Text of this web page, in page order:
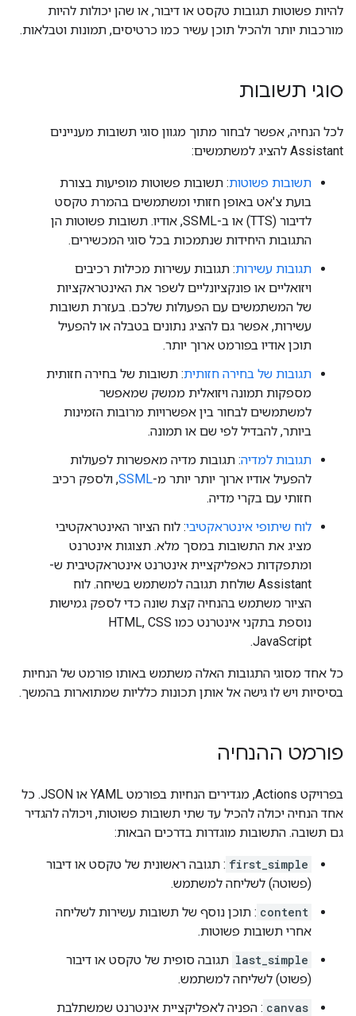
להיות פשוטות תגובות טקסט או דיבור, או שהן יכולות להיות
מורכבות יותר ולהכיל תוכן עשיר כמו כרטיסים, תמונות וטבלאות.
סוגי תשובות
לכל הנחיה, אפשר לבחור מתוך מגוון סוגי תשובות מעניינים
Assistant להציג למשתמשים:
תשובות פשוטות: תשובות פשוטות מופיעות בצורת
בועת צ'אט באופן חזותי ומשתמשים בהמרת טקסט
לדיבור (TTS) או ב-SSML, אודיו. תשובות פשוטות הן
התגובות היחידות שנתמכות בכל סוגי המכשירים.
תגובות עשירות: תגובות עשירות מכילות רכיבים
ויזואליים או פונקציונליים לשפר את האינטראקציות
של המשתמשים עם הפעולות שלכם. בעזרת תשובות
עשירות, אפשר גם להציג נתונים בטבלה או להפעיל
תוכן אודיו בפורמט ארוך יותר.
תגובות של בחירה חזותית: תשובות של בחירה חזותית
מספקות תמונה ויזואלית ממשק שמאפשר
למשתמשים לבחור בין אפשרויות מרובות הזמינות
ביותר, להבדיל לפי שם או תמונה.
תגובות למדיה: תגובות מדיה מאפשרות לפעולות
להפעיל אודיו ארוך יותר יותר מ-SSML, ולספק רכיב
חזותי עם בקרי מדיה.
לוח שיתופי אינטראקטיבי: לוח הציור האינטראקטיבי
מציג את התשובות במסך מלא. תצוגות אינטרנט
ומתפקדות כאפליקציית אינטרנט אינטראקטיבית ש-
Assistant שולחת תגובה למשתמש בשיחה. לוח
הציור משתמש בהנחיה קצת שונה כדי לספק גמישות
נוספת בתקני אינטרנט כמו HTML, CSS
JavaScript.
כל אחד מסוגי התגובות האלה משתמש באותו פורמט של הנחיות
בסיסיות ויש לו גישה אל אותן תכונות כלליות שמתוארות בהמשך.
פורמט ההנחיה
בפרויקט Actions, מגדירים הנחיות בפורמט YAML או JSON. כל
אחד הנחיה יכולה להכיל עד שתי תשובות פשוטות, ויכולה להגדיר
גם תשובה. התשובות מוגדרות בדרכים הבאות:
first_simple : תגובה ראשונית של טקסט או דיבור
(פשוטה) לשליחה למשתמש.
content : תוכן נוסף של תשובות עשירות לשליחה
אחרי תשובות פשוטות.
last_simple תגובה סופית של טקסט או דיבור
(פשוט) לשליחה למשתמש.
canvas : הפניה לאפליקציית אינטרנט שמשתלבת